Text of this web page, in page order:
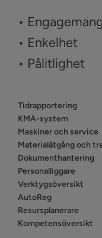
•
• Enkelhet
• Pålitlighet
Tidrapportering
KMA-system
Maskiner och service
Materialåtgång och
Dokumenthantering
Personalliggare
Verktygsöversikt
AutoReg
Resursplanerare
Kompetensöversikt